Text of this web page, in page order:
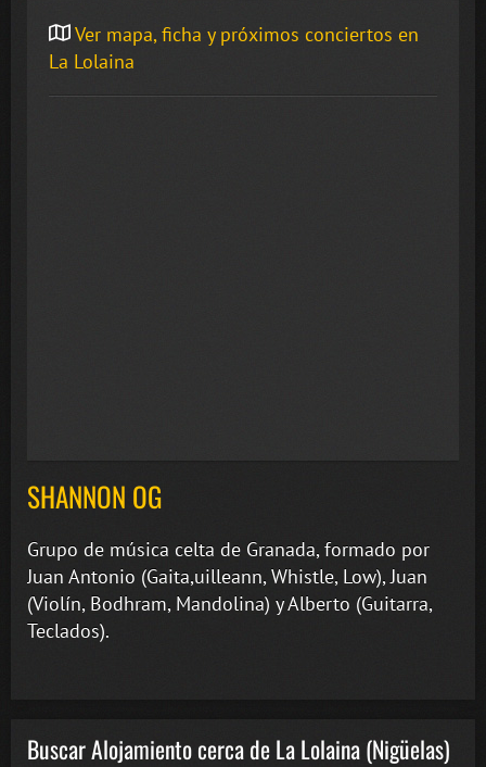
Ver mapa, ficha y próximos conciertos en
La Lolaina
SHANNON OG
Grupo de música celta de Granada, formado por
Juan Antonio (Gaita,uilleann, Whistle, Low), Juan
(Violín, Bodhram, Mandolina) y Alberto (Guitarra,
Teclados).
Buscar Alojamiento cerca de La Lolaina (Nigüelas)